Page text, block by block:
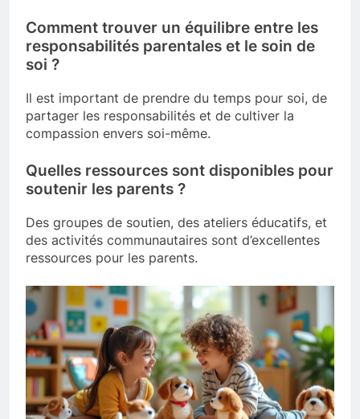
Comment trouver un équilibre entre les
responsabilités parentales et le soin de
soi ?
Il est important de prendre du temps pour soi, de
partager les responsabilités et de cultiver la
compassion envers soi-même.
Quelles ressources sont disponibles pour
soutenir les parents ?
Des groupes de soutien, des ateliers éducatifs, et
des activités communautaires sont d’excellentes
ressources pour les parents.